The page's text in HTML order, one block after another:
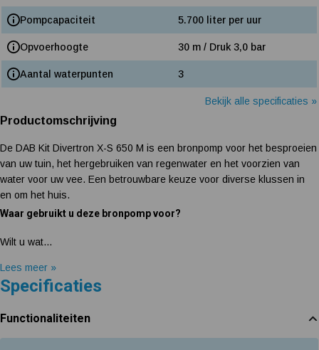
Pompcapaciteit 5.700 liter per uur
Opvoerhoogte 30 m / Druk 3,0 bar
Aantal waterpunten 3
Bekijk alle specificaties »
Productomschrijving
De DAB Kit Divertron X-S 650 M is een bronpomp voor het besproeien
van uw tuin, het hergebruiken van regenwater en het voorzien van
water voor uw vee. Een betrouwbare keuze voor diverse klussen in
en om het huis.
Waar gebruikt u deze bronpomp voor?
Wilt u wat...
Lees meer »
Specificaties
Functionaliteiten